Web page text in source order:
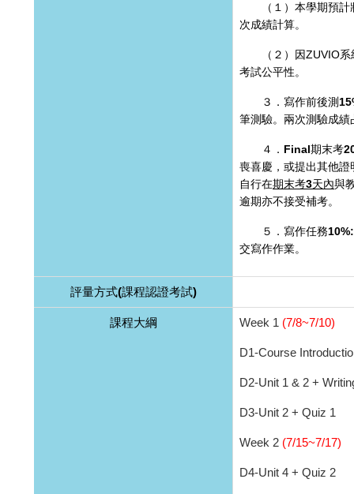
（１）本學期預
次成績計算。
（２）因ZUVIO系
考試公平性。
３．寫作前後測
筆測驗。兩次測驗成績
４．Final期末考
喪喜慶，或提出其他證
自行在期末考3天內與
逾期亦不接受補考。
５．寫作任務
交寫作作業。
評量方式(課程認證考試)
課程大綱 Week 1 (7/8~7/10)
D1-Course
D2-Unit 1 & 2 +
D3-Unit 2 + Quiz 1
Week 2 (7/15~7/17)
D4-Unit 4 + Quiz 2